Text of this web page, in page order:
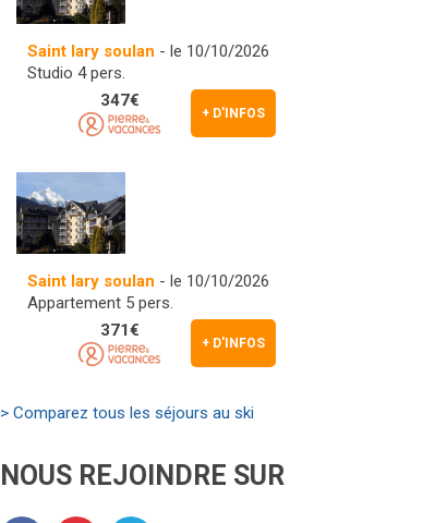
Saint lary soulan - le 10/10/2026
Studio 4 pers.
+ D'INFOS
347€
Saint lary soulan - le 10/10/2026
Appartement 5 pers.
+ D'INFOS
371€
> Comparez tous les séjours au ski
NOUS REJOINDRE SUR